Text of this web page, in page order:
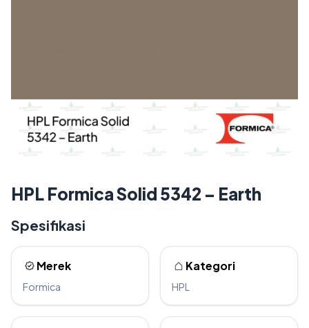
HPL Formica Solid 5342 – Earth
Spesifikasi
Merek
Formica
Kategori
HPL